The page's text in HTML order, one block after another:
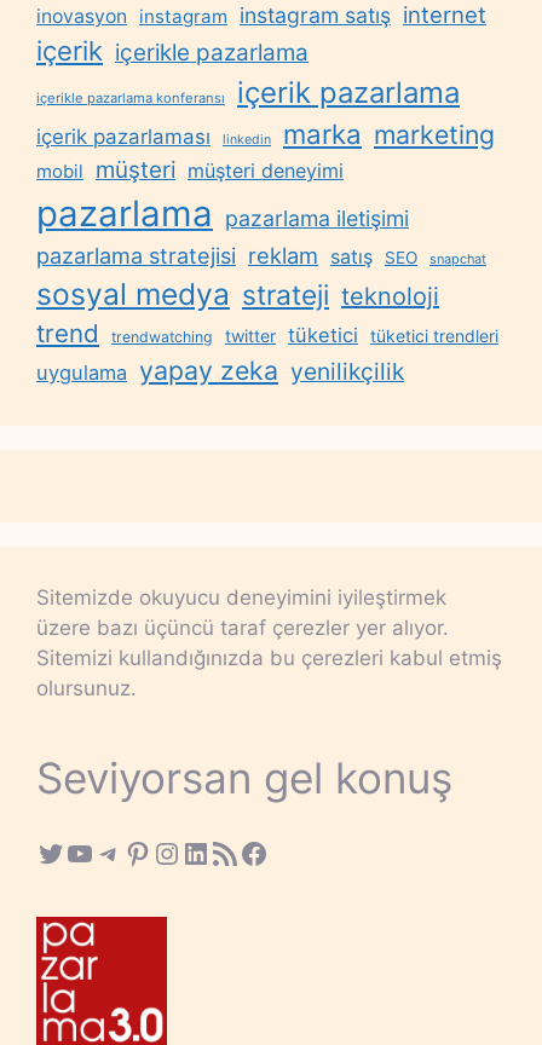
inovasyon instagram instagram satış internet
içerik içerikle pazarlama
içerikle pazarlama konferansı içerik pazarlama
içerik pazarlaması linkedin marka marketing
mobil müşteri müşteri deneyimi
pazarlama
pazarlama iletişimi
pazarlama stratejisi reklam satış SEO snapchat
sosyal medya strateji teknoloji
trend trendwatching twitter tüketici tüketici trendleri
uygulama yapay zeka yenilikçilik
Sitemizde okuyucu deneyimini iyileştirmek
üzere bazı üçüncü taraf çerezler yer alıyor.
Sitemizi kullandığınızda bu çerezleri kabul etmiş
olursunuz.
Seviyorsan gel konuş
Twitter
YouTube
Telegram
Pinterest
Instagram
LinkedIn
RSS FeedFacebook